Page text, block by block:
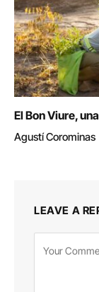
El Bon Viure,
Agustí Corominas
LEAVE A